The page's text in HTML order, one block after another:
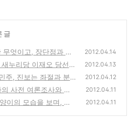
글
엇이고, 장단점과 해
2012.04.14
누리당 이재오 당선과
해서 포스팅
(15)
2012.04.13
주, 진보는 좌절과 분
야기하자
(0)
2012.04.12
사전 여론조사와 실
유와 대안은?
(0)
2012.04.11
이의 모습을 보며, 삶
2012.04.11